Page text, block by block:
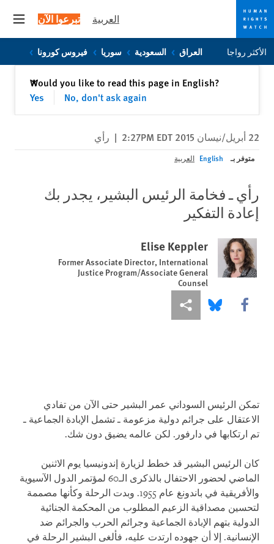
Skip
to
Skip
to
العربية تبرعوا الآن
الأكثر رواجا العراق السعودية سوريا فيروس كورونا
Would you like to read this page in English?
Yes
No, don't ask again
✕إغلاق
22 أبريل/نيسان 2015 2:27PM EDT | رأي
متوفر بـ English العربية
رأي ـ فخامة الرئيس البشير، يجدر بك
إعادة التفكير
Elise Keppler
Former Associate Director, International
Justice Program/Associate General
Counsel
Share this via Facebook
Share this via Bluesky
Share this via مشاركة
تمكن الرئيس السوداني عمر البشير حتى الآن من تفادي
الاعتقال على جرائم دولية مزعومة ـ تشمل الإبادة الجماعية ـ
تم ارتكابها في دارفور. لكن عالمه يضيق دون شك.
كان الرئيس البشير قد خطط لزيارة إندونيسيا يوم الاثنين
الماضي لحضور الاحتفال بالذكرى الـ60 لمؤتمر الدول الآسيوية
والأفريقية في باندونغ عام 1955. وبدت الرحلة وكأنها مصممة
لتحسين مصداقية الزعيم المطلوب من المحكمة الجنائية
الدولية بتهم الإبادة الجماعية وجرائم الحرب والجرائم ضد
الإنسانية. إلا أن جهوده ارتدت عليه، فألغى البشير الرحلة في